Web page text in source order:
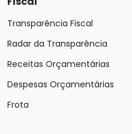
Transparência Fiscal
Radar da Transparência
Receitas Orçamentárias
Despesas Orçamentárias
Frota